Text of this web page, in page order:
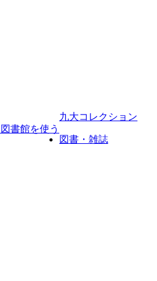
図書館を使う
九大コレクション
図書・雑誌